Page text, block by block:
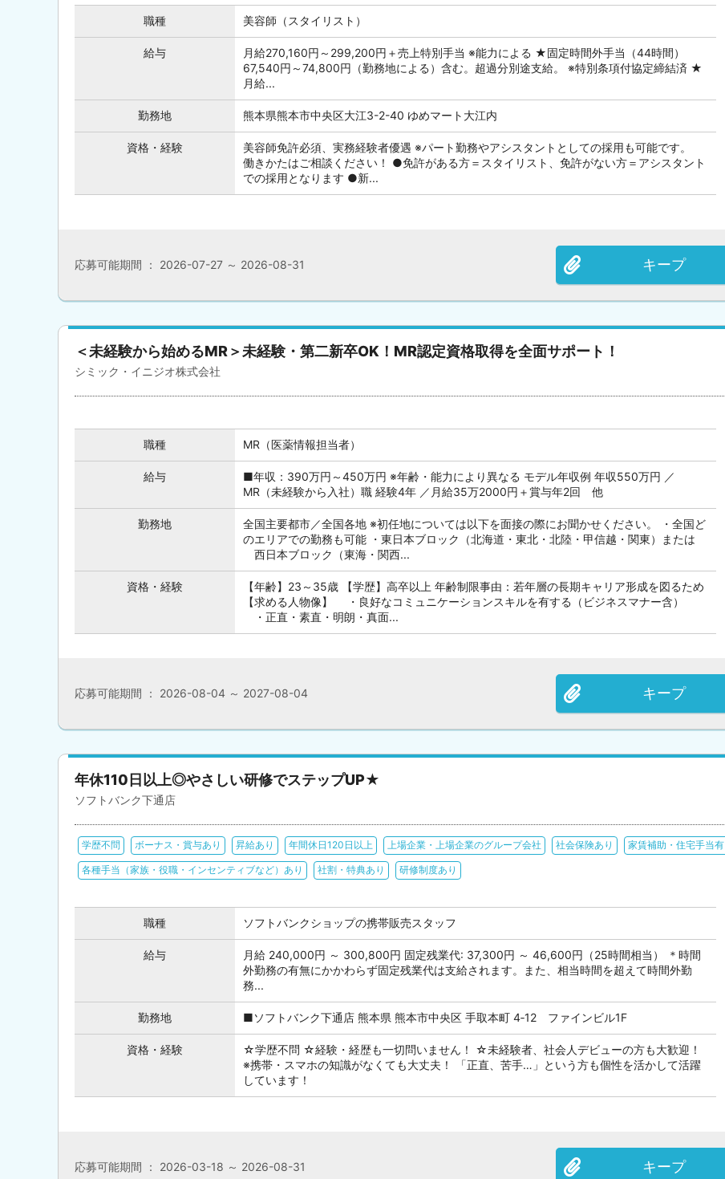
職種 美容師（スタイリスト）
給与
月給270,160円～299,200円＋売上特別手当 ※能力による ★固定時間外手当（44時間）
67,540円～74,800円（勤務地による）含む。超過分別途支給。 ※特別条項付協定締結済 ★
月給...
勤務地 熊本県熊本市中央区大江3-2-40 ゆめマート大江内
資格・経験
美容師免許必須、実務経験者優遇 ※パート勤務やアシスタントとしての採用も可能です。
働きかたはご相談ください！ ●免許がある方＝スタイリスト、免許がない方＝アシスタント
での採用となります ●新...
キープ
応募可能期間 ： 2026-07-27 ～ 2026-08-31
＜未経験から始めるMR＞未経験・第二新卒OK！MR認定資格取得を全面サポート！
シミック・イニジオ株式会社
職種 MR（医薬情報担当者）
給与
■年収：390万円～450万円 ※年齢・能力により異なる モデル年収例 年収550万円 ／
MR（未経験から入社）職 経験4年 ／月給35万2000円＋賞与年2回 他
勤務地
全国主要都市／全国各地 ※初任地については以下を面接の際にお聞かせください。 ・全国ど
のエリアでの勤務も可能 ・東日本ブロック（北海道・東北・北陸・甲信越・関東）または
西日本ブロック（東海・関西...
資格・経験
【年齢】23～35歳 【学歴】高卒以上 年齢制限事由：若年層の長期キャリア形成を図るため
【求める人物像】 ・良好なコミュニケーションスキルを有する（ビジネスマナー含）
・正直・素直・明朗・真面...
キープ
応募可能期間 ： 2026-08-04 ～ 2027-08-04
年休110日以上◎やさしい研修でステップUP★
ソフトバンク下通店
学歴不問 ボーナス・賞与あり 昇給あり 年間休日120日以上 上場企業・上場企業のグループ会社 社会保険あり 家賃補助・住宅手当有
各種手当（家族・役職・インセンティブなど）あり 社割・特典あり 研修制度あり
職種 ソフトバンクショップの携帯販売スタッフ
給与
月給 240,000円 ～ 300,800円 固定残業代: 37,300円 ～ 46,600円（25時間相当） ＊時間
外勤務の有無にかかわらず固定残業代は支給されます。また、相当時間を超えて時間外勤
務...
勤務地 ■ソフトバンク下通店 熊本県 熊本市中央区 手取本町 4‐12 ファインビル1F
資格・経験
☆学歴不問 ☆経験・経歴も一切問いません！ ☆未経験者、社会人デビューの方も大歓迎！
※携帯・スマホの知識がなくても大丈夫！ 「正直、苦手…」という方も個性を活かして活躍
しています！
キープ
応募可能期間 ： 2026-03-18 ～ 2026-08-31